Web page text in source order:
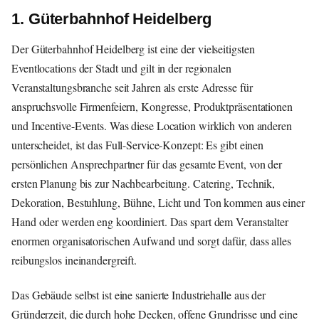
1. Güterbahnhof Heidelberg
Der Güterbahnhof Heidelberg ist eine der vielseitigsten
Eventlocations der Stadt und gilt in der regionalen
Veranstaltungsbranche seit Jahren als erste Adresse für
anspruchsvolle Firmenfeiern, Kongresse, Produktpräsentationen
und Incentive-Events. Was diese Location wirklich von anderen
unterscheidet, ist das Full-Service-Konzept: Es gibt einen
persönlichen Ansprechpartner für das gesamte Event, von der
ersten Planung bis zur Nachbearbeitung. Catering, Technik,
Dekoration, Bestuhlung, Bühne, Licht und Ton kommen aus einer
Hand oder werden eng koordiniert. Das spart dem Veranstalter
enormen organisatorischen Aufwand und sorgt dafür, dass alles
reibungslos ineinandergreift.
Das Gebäude selbst ist eine sanierte Industriehalle aus der
Gründerzeit, die durch hohe Decken, offene Grundrisse und eine